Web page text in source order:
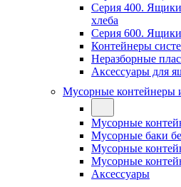
Серия 400. Ящики
хлеба
Серия 600.
Контейнеры
Неразборные
Аксессуары для
Мусорные контейнеры
Мусорные
Мусорные баки
Мусорные
Мусорные
Аксессуары